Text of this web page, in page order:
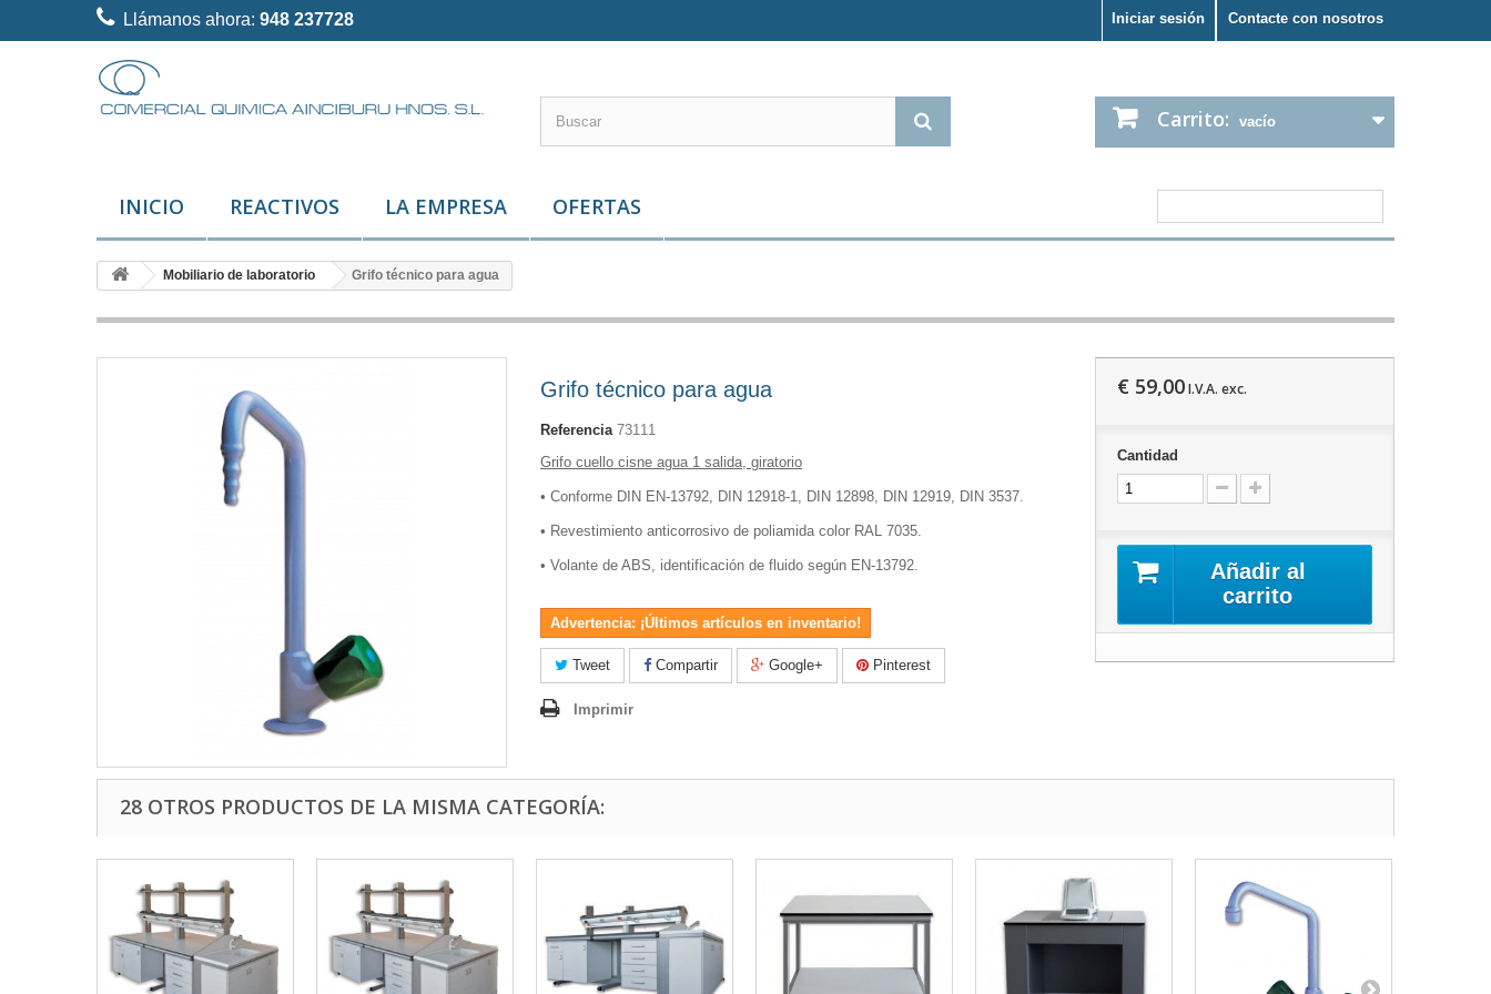
Contacte con nosotros
Llámanos ahora: 948 237728 Iniciar sesión
Carrito: vacío
INICIO REACTIVOS LA EMPRESA OFERTAS
Mobiliario de laboratorio Grifo técnico para agua
Grifo técnico para agua
Referencia 73111
Grifo cuello cisne agua 1 salida, giratorio
• Conforme DIN EN-13792, DIN 12918-1, DIN 12898, DIN 12919, DIN 3537.
• Revestimiento anticorrosivo de poliamida color RAL 7035.
• Volante de ABS, identificación de fluido según EN-13792.
Advertencia: ¡Últimos artículos en inventario!
Tweet Compartir Google+ Pinterest
Imprimir
€ 59,00I.V.A. exc.
Cantidad
Añadir al
carrito
28 OTROS PRODUCTOS DE LA MISMA CATEGORÍA: